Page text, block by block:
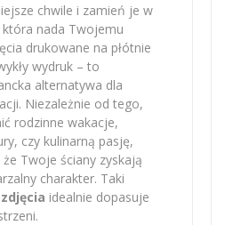
chwile i zamień je w
nada Twojemu
drukowane na płótnie
wydruk – to
alternatywa dla
Niezależnie od tego,
rodzinne wakacje,
czy kulinarną pasję,
że Twoje ściany zyskają
charakter. Taki
idealnie dopasuje